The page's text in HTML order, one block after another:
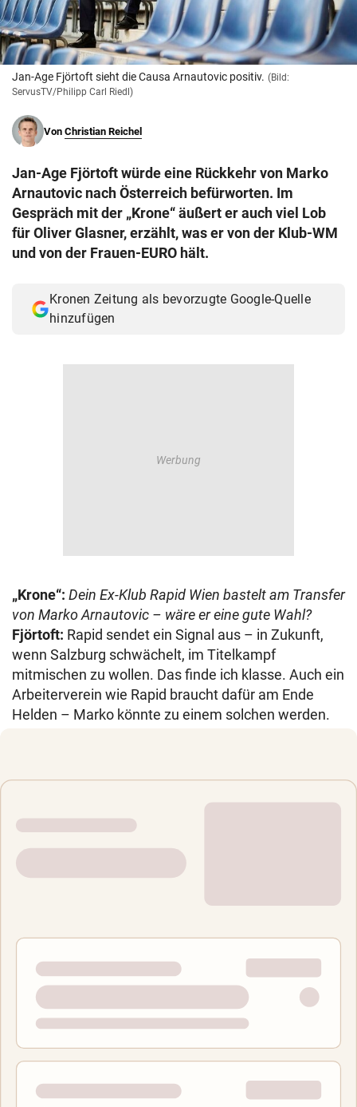
© Krone Multimedia GmbH & Co KG 2026
Muthgasse 2, 1190 Wien
Jan-Age Fjörtoft sieht die Causa Arnautovic positiv. (Bild:
ServusTV/Philipp Carl Riedl)
Von Christian Reichel
Jan-Age Fjörtoft würde eine Rückkehr von Marko
Arnautovic nach Österreich befürworten. Im
Gespräch mit der „Krone“ äußert er auch viel Lob
für Oliver Glasner, erzählt, was er von der Klub-WM
und von der Frauen-EURO hält.
Kronen Zeitung als bevorzugte Google-Quelle
hinzufügen
„Krone“: Dein Ex-Klub Rapid Wien bastelt am Transfer
von Marko Arnautovic – wäre er eine gute Wahl?
Fjörtoft: Rapid sendet ein Signal aus – in Zukunft,
wenn Salzburg schwächelt, im Titelkampf
mitmischen zu wollen. Das finde ich klasse. Auch ein
Arbeiterverein wie Rapid braucht dafür am Ende
Helden – Marko könnte zu einem solchen werden.